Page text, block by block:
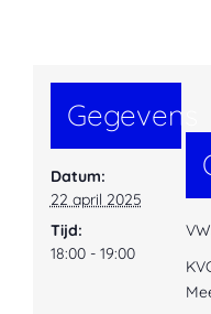
Gegevens
Datum:
22 april 2025
Tijd:
18:00 - 19:00